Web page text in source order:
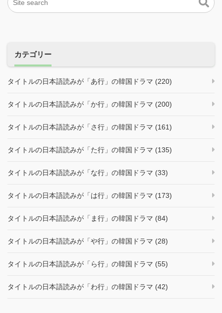
カテゴリー
タイトルの日本語読みが「あ行」の韓国ドラマ (220)
タイトルの日本語読みが「か行」の韓国ドラマ (200)
タイトルの日本語読みが「さ行」の韓国ドラマ (161)
タイトルの日本語読みが「た行」の韓国ドラマ (135)
タイトルの日本語読みが「な行」の韓国ドラマ (33)
タイトルの日本語読みが「は行」の韓国ドラマ (173)
タイトルの日本語読みが「ま行」の韓国ドラマ (84)
タイトルの日本語読みが「や行」の韓国ドラマ (28)
タイトルの日本語読みが「ら行」の韓国ドラマ (55)
タイトルの日本語読みが「わ行」の韓国ドラマ (42)